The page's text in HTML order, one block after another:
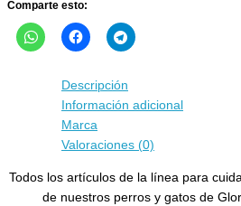
Comparte esto:
Descripción
Información adicional
Marca
Valoraciones (0)
Todos los artículos de la línea para
de nuestros perros y gatos de